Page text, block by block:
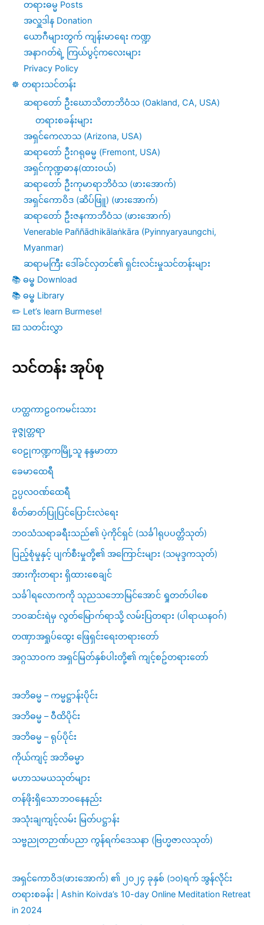
တရားဓမ္မ Posts
အလှူဒါန Donation
ယောဂီများတွက် ကျန်းမာရေး ကဏ္ဍ
အနာဂတ်ရဲ့ ကြယ်ပွင့်ကလေးများ
Privacy Policy
☸️ တရားသင်တန်း
ဆရာတော် ဦးဃောသိတာဘိဝံသ (Oakland, CA, USA)
တရားစခန်းများ
အရှင်ကေလာသ (Arizona, USA)
ဆရာတော် ဦးဂရုဓမ္မ (Fremont, USA)
အရှင်ကုဏ္ဍဓာန(ထားဝယ်)
ဆရာတော် ဦးကုမာရာဘိဝံသ (ဖားအောက်)
အရှင်ကောဝိဒ (ဆိပ်ဖြူ) (ဖားအောက်)
ဆရာတော် ဦးဇနကာဘိဝံသ (ဖားအောက်)
Venerable Paññādhikālaṅkāra (Pyinnyaryaungchi,
Myanmar)
ဆရာမကြီး ဒေါ်ခင်လှတင်၏ ရှင်းလင်းမှုသင်တန်းများ
📚 ဓမ္ဓ Download
📚 ဓမ္ဓ Library
✏️ Let’s learn Burmese!
📧 သတင်းလွှာ
သင်တန်း အုပ်စု
ဟတ္ထကာဠဝကမင်းသား
ခုဇ္ဇုတ္တရာ
ဝေဠုကဏ္ဍကမြို့သူ နန္ဒမာတာ
ခေမာထေရီ
ဥပ္ပလဝဏ်ထေရီ
စိတ်ဓာတ်ပြုပြင်ပြောင်းလဲရေး
ဘဝသံသရာခရီးသည်၏ ပဲ့ကိုင်ရှင် (သင်္ခါရုပပတ္တိသုတ်)
ပြည့်စုံမှုနှင့် ပျက်စီးမှုတို့၏ အကြောင်းများ (သမုဒ္ဒကသုတ်)
အားကိုးတရား ရှိထားစေချင်
သင်္ခါရလောကကို သုညသဘောမြင်အောင် ရှုတတ်ပါစေ
ဘဝဆင်းရဲမှ လွတ်မြောက်ရာသို့ လမ်းပြတရား (ပါရာယနဝဂ်)
တဏှာအရှုပ်ထွေး ဖြေရှင်းရေးတရားတော်
အဂ္ဂသာဝက အရှင်မြတ်နှစ်ပါးတို့၏ ကျင့်စဥ်တရားတော်
အဘိဓမ္မ – ကမ္မဋ္ဌာန်းပိုင်း
အဘိဓမ္မ – ဝီထိပိုင်း
အဘိဓမ္မ – ရုပ်ပိုင်း
ကိုယ်ကျင့် အဘိဓမ္မာ
မဟာသမယသုတ်များ
တန်ဖိုးရှိသောဘဝနေနည်း
အသုံးချကျင့်လမ်း မြတ်ပဋ္ဌာန်း
သဗ္ဗညုတဉာဏ်ပညာ ကွန်ရက်ဒေသနာ (ဗြဟ္မဇာလသုတ်)
အရှင်ကောဝိဒ(ဖားအောက်) ၏ ၂၀၂၄ ခုနှစ် (၁၀)ရက် အွန်လိုင်း
တရားစခန်း | Ashin Koivda’s 10-day Online Meditation Retreat
in 2024